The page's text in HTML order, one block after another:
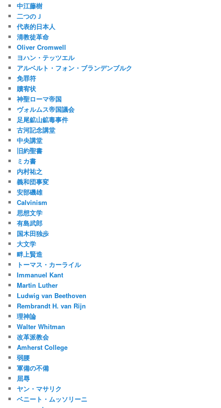
中江藤樹
二つのＪ
代表的日本人
清教徒革命
Oliver Cromwell
ヨハン・テッツエル
アルベルト・フォン・ブランデンブルク
免罪符
贖宥状
神聖ローマ帝国
ヴォルムス帝国議会
足尾鉱山鉱毒事件
古河記念講堂
中央講堂
旧約聖書
ミカ書
内村祐之
義和団事変
安部磯雄
Calvinism
思想文学
有島武郎
国木田独歩
大文学
畔上賢造
トーマス・カーライル
Immanuel Kant
Martin Luther
Ludwig van Beethoven
Rembrandt H. van Rijn
理神論
Walter Whitman
改革派教会
Amherst College
弱腰
軍備の不備
屈辱
ヤン・マサリク
ベニート・ムッソリーニ